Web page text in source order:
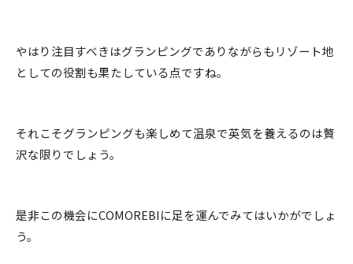
やはり注目すべきはグランピングでありながらもリゾート地
としての役割も果たしている点ですね。
それこそグランピングも楽しめて温泉で英気を養えるのは贅
沢な限りでしょう。
是非この機会にCOMOREBIに足を運んでみてはいかがでしょ
う。